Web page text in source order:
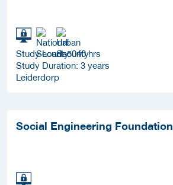
Study Load: 5040 hrs
Study Duration: 3 years
Leiderdorp
Social Engineering Foundation